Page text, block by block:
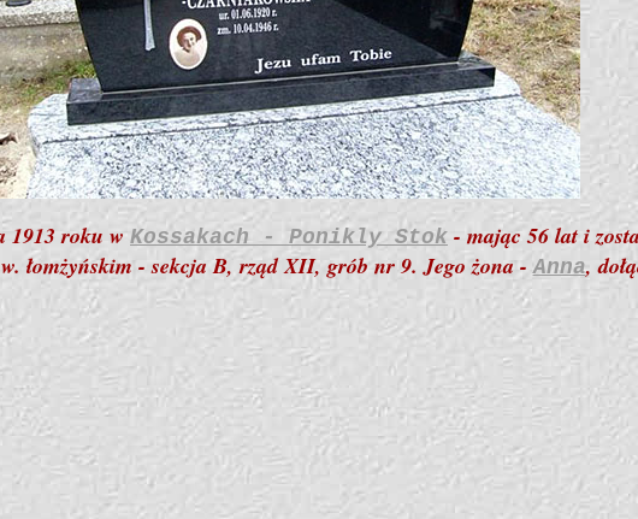
1913 roku wKossakach - Ponikly Stok - mając 56 lat i
łomżyńskim - sekcja B, rząd XII, grób nr 9. Jego żona -Anna,